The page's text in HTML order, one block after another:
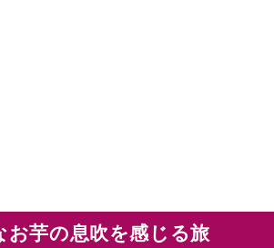
お芋の息吹を感じる旅